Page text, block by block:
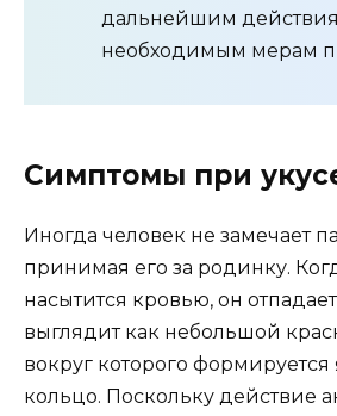
дальнейшим
необходимым мерам
Симптомы при
Иногда человек не замечает
принимая его за родинку.
насытится кровью, он
выглядит как небольшой
вокруг которого формируется
кольцо. Поскольку действие